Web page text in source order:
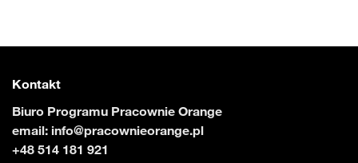
Kontakt
Biuro Programu Pracownie Orange
email: info@pracownieorange.pl
+48 514 181 921